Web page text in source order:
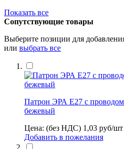
Показать все
Сопутствующие товары
Выберите позиции для
или выбрать все
Патрон ЭРА Е27 с
бежевый
Цена: (без НДС) 1,03 руб/шт
Добавить в пожелания